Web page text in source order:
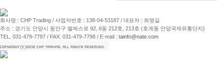
회사명 : CHP Trading / 사업자번호 : 138-04-53187 / 대표자 : 최영길
주소 : 경기도 안양시 동안구 엘에스로 92, 6동 212호, 213호 (호계동 안양국제유통단지)
TEL. 031-479-7797 / FAX. 031-479-7798 / E-mail : tainfo@nate.com